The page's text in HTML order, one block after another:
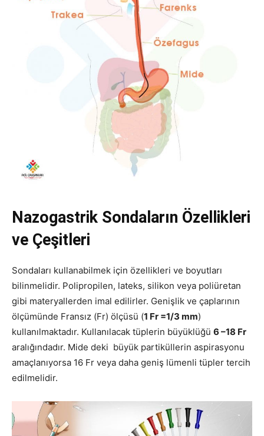
Nazogastrik Sondaların Özellikleri
ve Çeşitleri
Sondaları kullanabilmek için özellikleri ve boyutları
bilinmelidir. Polipropilen, lateks, silikon veya poliüretan
gibi materyallerden imal edilirler. Genişlik ve çaplarının
ölçümünde Fransız (Fr) ölçüsü (1 Fr =1/3 mm)
kullanılmaktadır. Kullanılacak tüplerin büyüklüğü 6 –18 Fr
aralığındadır. Mide deki büyük partiküllerin aspirasyonu
amaçlanıyorsa 16 Fr veya daha geniş lümenli tüpler tercih
edilmelidir.